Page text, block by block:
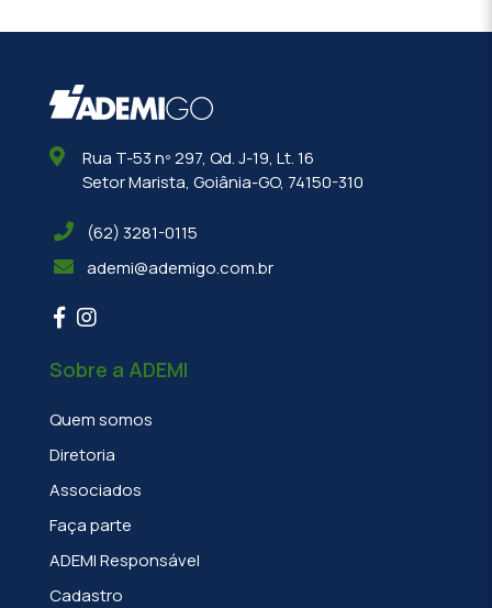
Rua T-53 nº 297, Qd. J-19, Lt. 16
Setor Marista, Goiânia-GO, 74150-310
(62) 3281-0115
ademi@ademigo.com.br
Sobre a ADEMI
Quem somos
Diretoria
Associados
Faça parte
ADEMI Responsável
Cadastro